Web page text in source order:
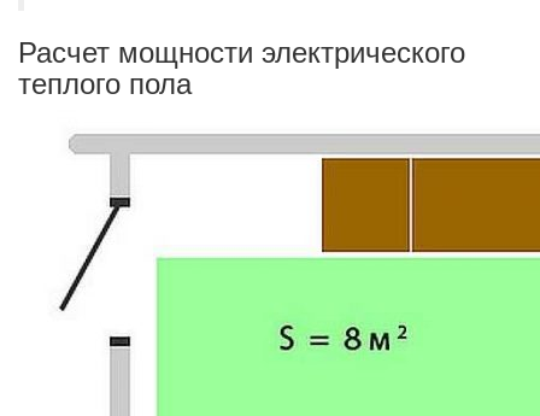
Расчет мощности электрического
теплого пола